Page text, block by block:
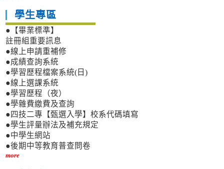
學生專區
●【畢業標準】
註冊組重要訊息
●線上申請重補修
●成績查詢系統
●學習歷程檔案系統(日)
●線上選課系統
●學習歷程（夜）
●學雜費繳費及查詢
●四技二專【甄選入學】校系代碼填寫
●學生評量辦法及補充規定
●中學生網站
●後期中等教育普查問卷
more